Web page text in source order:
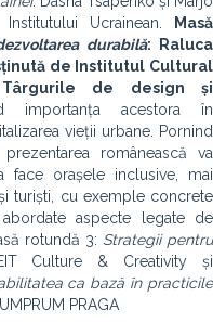
Ucrainean.
Masă
durabilă: Raluca
de Institutul Cultural
Târgurile de design și
importanța acestora în
vieții urbane. Pornind
, prezentarea românească va
face orașele inclusive, mai
turiști, cu exemple concrete
aspecte legate de
rotundă 3: Strategii pentru
Culture & Creativity și
ca bază în practicile
PRAGA